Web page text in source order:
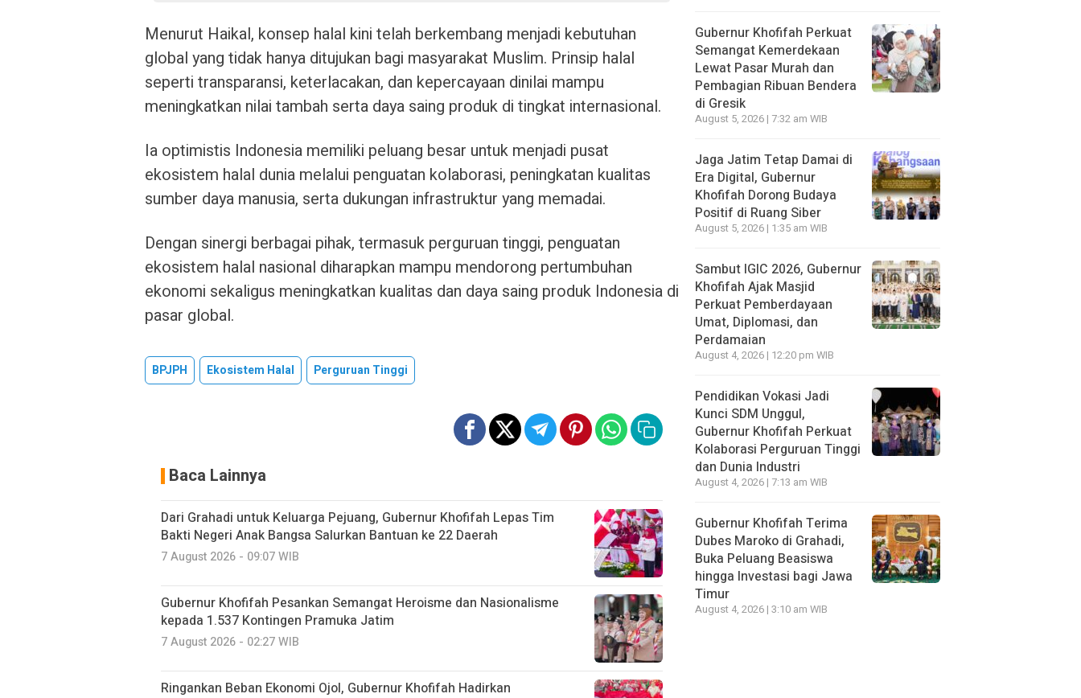
Menurut Haikal, konsep halal kini telah berkembang menjadi kebutuhan
global yang tidak hanya ditujukan bagi masyarakat Muslim. Prinsip halal
seperti transparansi, keterlacakan, dan kepercayaan dinilai mampu
meningkatkan nilai tambah serta daya saing produk di tingkat internasional.
Ia optimistis Indonesia memiliki peluang besar untuk menjadi pusat
ekosistem halal dunia melalui penguatan kolaborasi, peningkatan kualitas
sumber daya manusia, serta dukungan infrastruktur yang memadai.
Dengan sinergi berbagai pihak, termasuk perguruan tinggi, penguatan
ekosistem halal nasional diharapkan mampu mendorong pertumbuhan
ekonomi sekaligus meningkatkan kualitas dan daya saing produk Indonesia di
pasar global.
BPJPH Ekosistem Halal Perguruan Tinggi
Baca Lainnya
Dari Grahadi untuk Keluarga Pejuang, Gubernur Khofifah Lepas Tim
Bakti Negeri Anak Bangsa Salurkan Bantuan ke 22 Daerah
7 August 2026 - 09:07 WIB
Gubernur Khofifah Pesankan Semangat Heroisme dan Nasionalisme
kepada 1.537 Kontingen Pramuka Jatim
7 August 2026 - 02:27 WIB
Ringankan Beban Ekonomi Ojol, Gubernur Khofifah Hadirkan
Gubernur Khofifah Perkuat
Semangat Kemerdekaan
Lewat Pasar Murah dan
Pembagian Ribuan Bendera
di Gresik
August 5, 2026 | 7:32 am WIB
Jaga Jatim Tetap Damai di
Era Digital, Gubernur
Khofifah Dorong Budaya
Positif di Ruang Siber
August 5, 2026 | 1:35 am WIB
Sambut IGIC 2026, Gubernur
Khofifah Ajak Masjid
Perkuat Pemberdayaan
Umat, Diplomasi, dan
Perdamaian
August 4, 2026 | 12:20 pm WIB
Pendidikan Vokasi Jadi
Kunci SDM Unggul,
Gubernur Khofifah Perkuat
Kolaborasi Perguruan Tinggi
dan Dunia Industri
August 4, 2026 | 7:13 am WIB
Gubernur Khofifah Terima
Dubes Maroko di Grahadi,
Buka Peluang Beasiswa
hingga Investasi bagi Jawa
Timur
August 4, 2026 | 3:10 am WIB